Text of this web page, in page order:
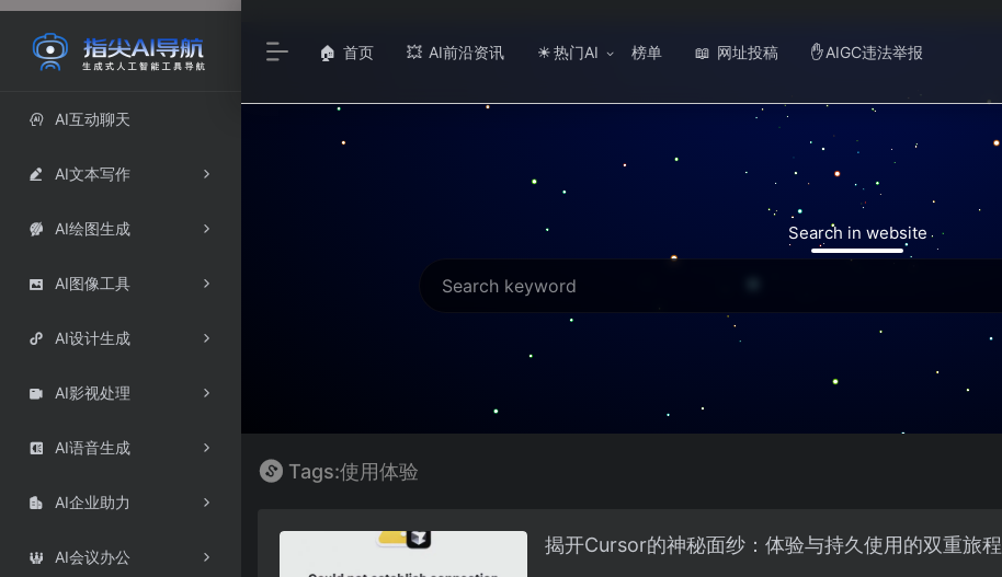
 AI互动聊天
 AI文本写作
 AI绘图生成
 AI图像工具
 AI设计生成
 AI影视处理
 AI语音生成
 AI企业助力
 AI会议办公
🏠 首页 💥 AI前沿资讯 ☀ 热门AI 榜单 📖 网址投稿 ✋ AIGC违法举报
Search in website
Tags:使用体验
揭开Cursor的神秘面纱：体验与持久使用的双重旅程